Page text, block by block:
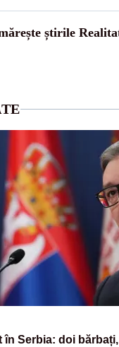
știrile
în Serbia: doi